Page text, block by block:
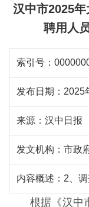
汉中市2025
聘用人
索引号：
发布日期： 2025
来源： 汉中日报
发文机构： 市政
内容概述： 2、
根据《汉中